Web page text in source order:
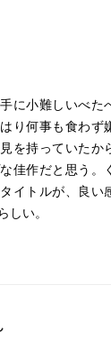
に小難しいべた
り何事も食わず
を持っていたか
佳作だと思う。
イトルが、良い
しい。